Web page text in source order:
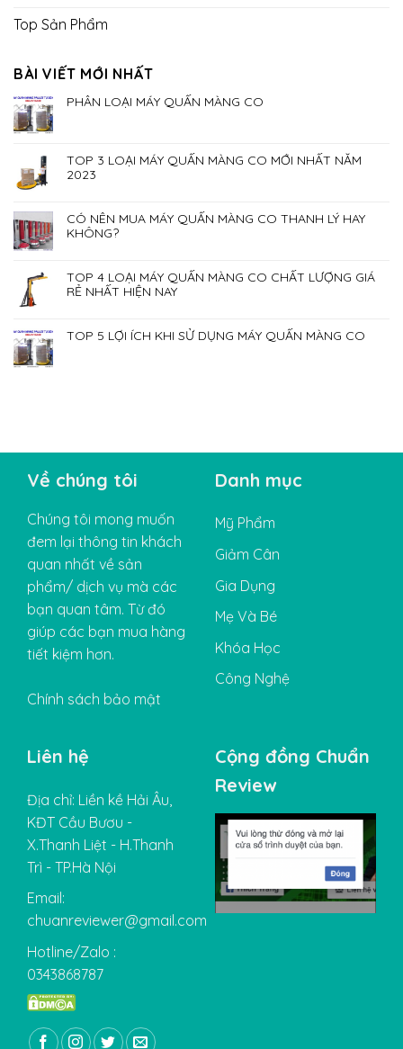
Top Sản Phẩm
BÀI VIẾT MỚI NHẤT
PHÂN LOẠI MÁY QUẤN MÀNG CO
TOP 3 LOẠI MÁY QUẤN MÀNG CO MỚI NHẤT NĂM
2023
CÓ NÊN MUA MÁY QUẤN MÀNG CO THANH LÝ HAY
KHÔNG?
TOP 4 LOẠI MÁY QUẤN MÀNG CO CHẤT LƯỢNG GIÁ
RẺ NHẤT HIỆN NAY
TOP 5 LỢI ÍCH KHI SỬ DỤNG MÁY QUẤN MÀNG CO
Về chúng tôi
Chúng tôi mong muốn
đem lại thông tin khách
quan nhất về sản
phẩm/ dịch vụ mà các
bạn quan tâm. Từ đó
giúp các bạn mua hàng
tiết kiệm hơn.
Chính sách bảo mật
Danh mục
Mỹ Phẩm
Giảm Cân
Gia Dụng
Mẹ Và Bé
Khóa Học
Công Nghệ
Liên hệ
Địa chỉ: Liền kề Hải Âu,
KĐT Cầu Bươu -
X.Thanh Liệt - H.Thanh
Trì - TP.Hà Nội
Email:
chuanreviewer@gmail.com
Hotline/Zalo :
0343868787
Cộng đồng Chuẩn
Review